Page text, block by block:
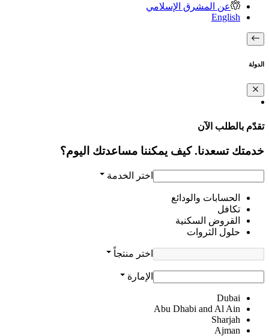
عن المشرق الإسلامي
English
الدولة
تقدّم بالطلب الآن
خدمتك تسعدنا. كيف يمكننا مساعدتك اليوم؟
اختر الخدمة
الحسابات والودائع
تكافل
القروض السكنية
حلول الثروات
اختر منتجاً
الإمارة
Dubai
Abu Dhabi and Al Ain
Sharjah
Ajman